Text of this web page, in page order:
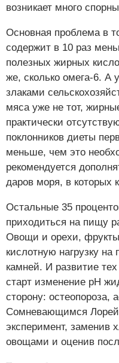
возникает много
Основная проблема в
содержит в 10 раз
полезных жирных
же, сколько омега-6. А
злаками
мяса уже не тот,
практически
поклонников диеты
меньше, чем это
рекомендуется
даров моря, в которых
Остальные 35
приходиться на пищу
Овощи и орехи,
кислотную нагрузку
камней. И развитие
старт изменение рН
сторону: остеопороза,
Сомневающимся
эксперимент, заменив
овощами и оценив